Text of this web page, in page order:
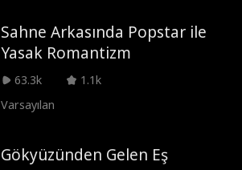
onun ailesinin restoranında çalışmaya
başlar. Sophia'nın üvey annesinin
zorbalığına rağmen evlenirler. Sophia'nın
sırada Mia, Ryan'ın servetini çalmaya
çalışır. Ryan gerçek kimliğini açıklar ve
kaybettiği her şeyi geri almak için savaşır.
Sahne Arkasında Popstar ile
Yasak Romantizm
63.3k
1.1k
Varsayılan
Gökyüzünden Gelen Eş